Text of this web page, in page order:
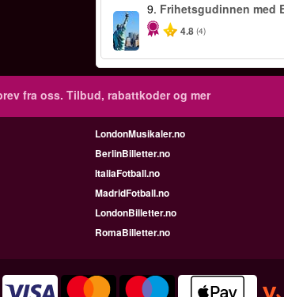
9. Frihetsgudinnen med
4.8 (4)
fra oss. Tilbud, rabattkoder og mer
LondonMusikaler.no
BerlinBilletter.no
ItaliaFotball.no
MadridFotball.no
LondonBilletter.no
RomaBilletter.no